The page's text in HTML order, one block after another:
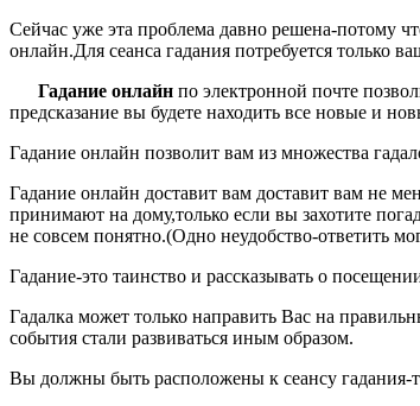
Сейчас уже эта проблема давно решена-потому
онлайн.Для сеанса гадания потребуется только
Гадание онлайн по электронной почте
предсказание вы будете находить все новые и
Гадание онлайн позволит вам из множества
Гадание онлайн доставит вам доставит вам не
принимают на дому,только если вы захотите
не совсем понятно.(Одно неудобство-ответить
Гадание-это таинство и рассказывать о
Гадалка может только направить Вас на
события стали развиваться иным образом.
Вы должны быть расположены к сеансу гадания-